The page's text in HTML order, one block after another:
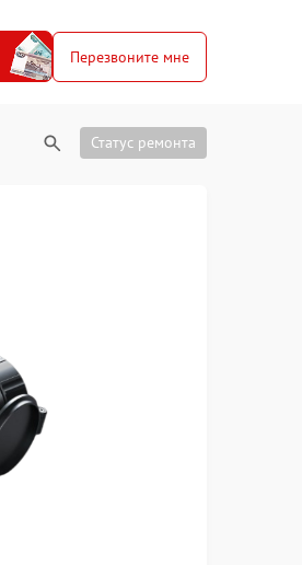
Перезвоните мне
Статус ремонта